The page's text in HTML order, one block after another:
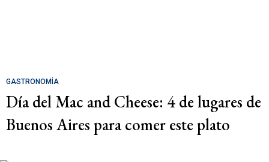
GASTRONOMÍA
Día del Mac and Cheese: 4 de lugares de
Buenos Aires para comer este plato